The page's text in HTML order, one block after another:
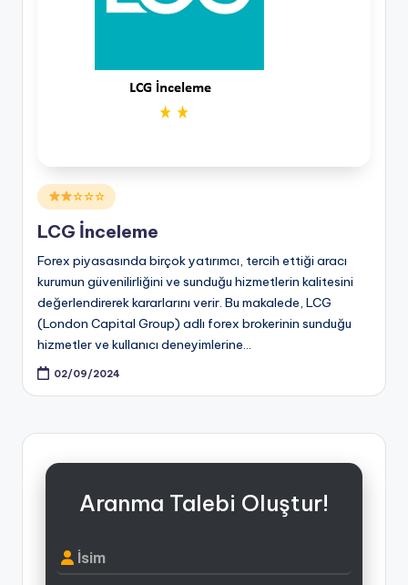
Posted
in
☆☆☆
LCG İnceleme
Forex piyasasında birçok yatırımcı, tercih ettiği aracı
kurumun güvenilirliğini ve sunduğu hizmetlerin kalitesini
değerlendirerek kararlarını verir. Bu makalede, LCG
(London Capital Group) adlı forex brokerinin sunduğu
hizmetler ve kullanıcı deneyimlerine…
02/09/2024
Aranma Talebi Oluştur!
İsim